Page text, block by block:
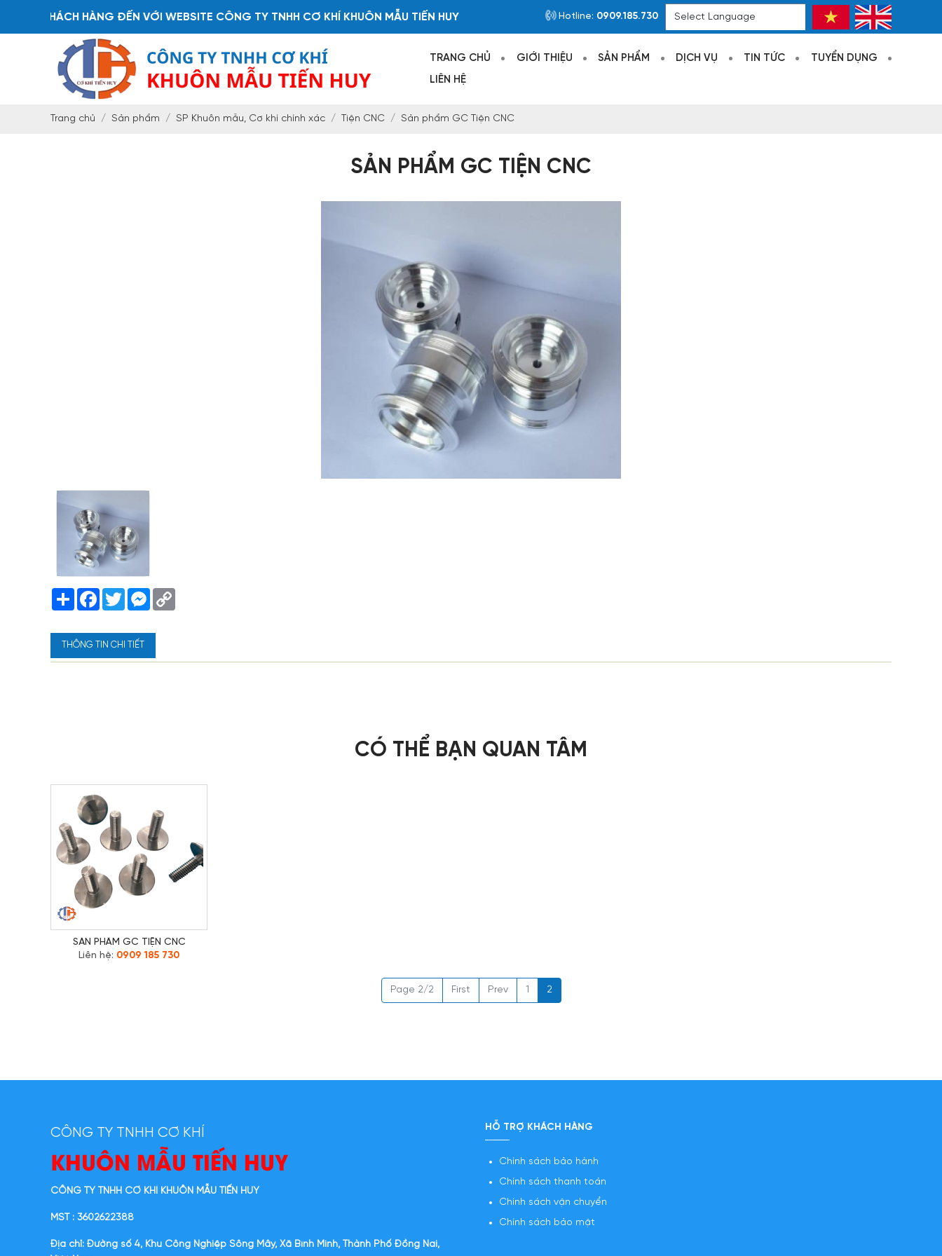
KHÁCH HÀNG ĐẾN VỚI WEBSITE CÔNG TY TNHH CƠ KHÍ KHUÔN MẪU TIẾN HUY Hotline: 0909.185.730
TRANG CHỦ GIỚI THIỆU SẢN PHẨM DỊCH VỤ TIN TỨC
TUYỂN DỤNG
LIÊN HỆ
Trang chủ Sản phẩm SP Khuôn mẫu, Cơ khí chính xác Tiện CNC Sản phẩm GC Tiện CNC
SẢN PHẨM GC TIỆN CNC
Share Facebook
TwitterMessenger
THÔNG TIN CHI TIẾT
CÓ THỂ BẠN QUAN TÂM
SẢN PHẨM GC TIỆN CNC
Liên hệ: 0909 185 730
Page 2/2 First Prev 1 2
CÔNG TY TNHH CƠ KHÍ
KHUÔN MẪU TIẾN HUY
CÔNG TY TNHH CƠ KHÍ KHUÔN MẪU TIẾN HUY
MST : 3602622388
Địa chỉ: Đường số 4, Khu Công Nghiệp Sông Mây, Xã Bình Minh, Thành Phố Đồng Nai,
HỖ TRỢ KHÁCH HÀNG
Chính sách bảo hành
Chính sách thanh toán
Chính sách vận chuyển
Chính sách bảo mật